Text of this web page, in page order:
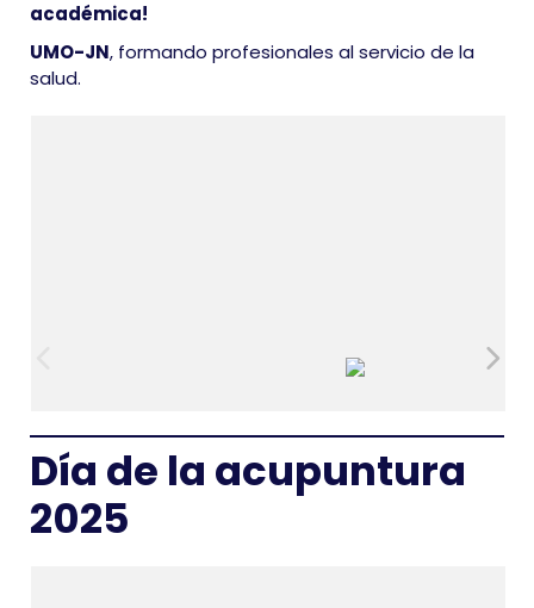
académica!
UMO-JN, formando profesionales al servicio de la
salud.
Día de la acupuntura
2025